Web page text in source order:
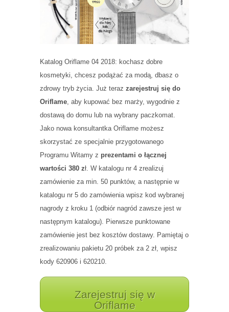
Katalog Oriflame 04 2018: kochasz dobre
kosmetyki, chcesz podążać za modą, dbasz o
zdrowy tryb życia. Już teraz zarejestruj się do
Oriflame , aby kupować bez marży, wygodnie z
dostawą do domu lub na wybrany paczkomat.
Jako nowa konsultantka Oriflame możesz
skorzystać ze specjalnie przygotowanego
Programu Witamy z prezentami o łącznej
wartości 380 zł. W katalogu nr 4 zrealizuj
zamówienie za min. 50 punktów, a następnie w
katalogu nr 5 do zamówienia wpisz kod wybranej
nagrody z kroku 1 (odbiór nagród zawsze jest w
następnym katalogu). Pierwsze punktowane
zamówienie jest bez kosztów dostawy. Pamiętaj o
zrealizowaniu pakietu 20 próbek za 2 zł, wpisz
kody 620906 i 620210.
Zarejestruj się w
Oriflame